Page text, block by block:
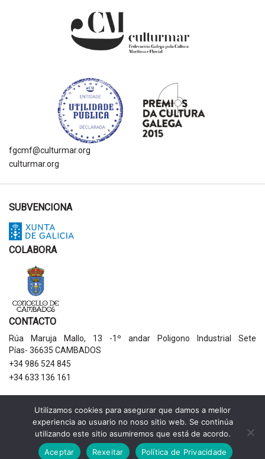
fgcmf@culturmar.org
culturmar.org
SUBVENCIONA
COLABORA
CONTACTO
Rúa Maruja Mallo, 13 -1º andar Poligono Industrial Sete
Pías- 36635 CAMBADOS
+34 986 524 845
+34 633 136 161
AVISOS LEGAIS
Política de privacidade
Aviso legal
Política de cookies
Utilizamos cookies para asegurar que damos a mellor
experiencia ao usuario no noso sitio web. Se continúa
utilizando este sitio asumiremos que está de acordo.
Aceptar
Rexeitar Política de Privacidade